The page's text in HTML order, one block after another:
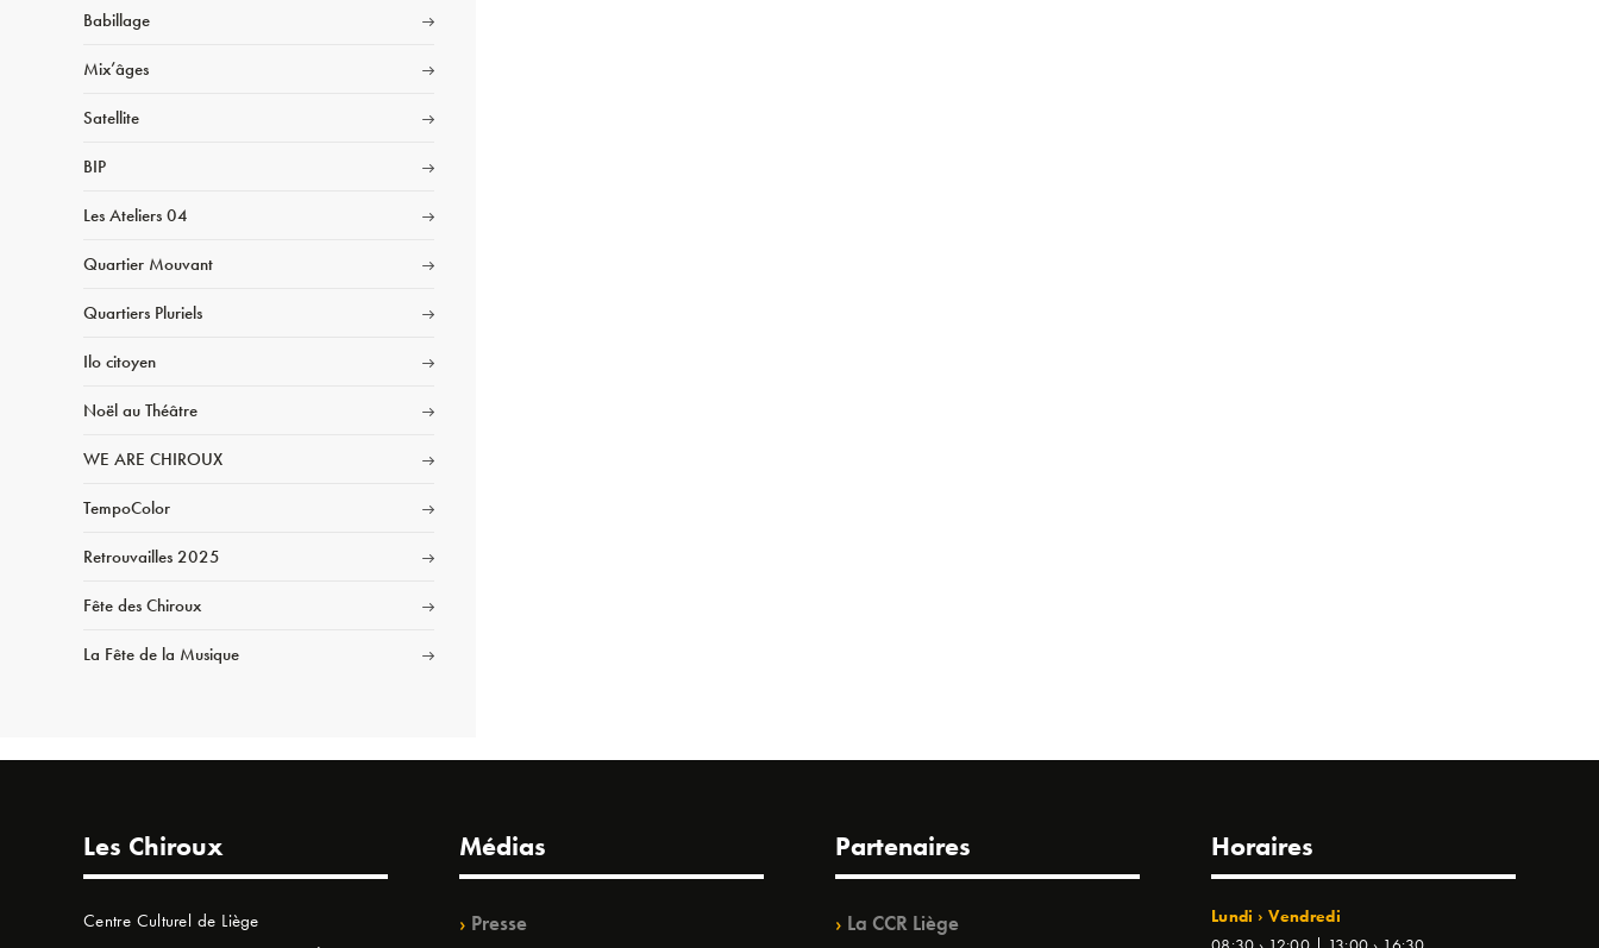
Babillage
Mix’âges
Satellite
BIP
Les Ateliers 04
Quartier Mouvant
Quartiers Pluriels
Ilo citoyen
Noël au Théâtre
WE ARE CHIROUX
TempoColor
Retrouvailles 2025
Fête des Chiroux
La Fête de la Musique
Les Chiroux
Centre Culturel de Liège
Médias
Presse
Partenaires
La CCR Liège
Horaires
Lundi › Vendredi